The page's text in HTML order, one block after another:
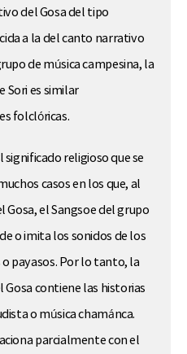
del Gosa del tipo
a la del canto narrativo
de música campesina, la
Sori es similar
folclóricas.
significado religioso que se
casos en los que, al
el Sangsoe del grupo
o imita los sonidos de los
payasos. Por lo tanto, la
contiene las historias
o música chamánca.
parcialmente con el